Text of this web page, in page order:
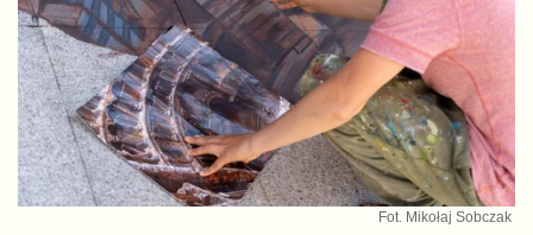
Fot. Mikołaj Sobczak